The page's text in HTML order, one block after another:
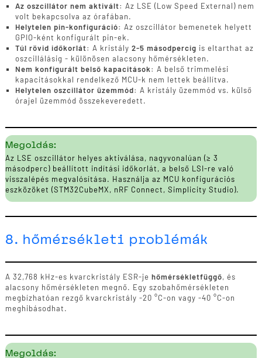
Az oszcillátor nem aktivált: Az LSE (Low Speed External) nem
volt bekapcsolva az órafában.
Helytelen pin-konfiguráció: Az oszcillátor bemenetek helyett
GPIO-ként konfigurált pin-ek.
Túl rövid időkorlát: A kristály 2-5 másodpercig is eltarthat az
oszcillálásig - különösen alacsony hőmérsékleten.
Nem konfigurált belső kapacitások: A belső trimmelési
kapacitásokkal rendelkező MCU-k nem lettek beállítva.
Helytelen oszcillátor üzemmód: A kristály üzemmód vs. külső
órajel üzemmód összekeveredett.
Megoldás:
Az LSE oszcillátor helyes aktiválása, nagyvonalúan (≥ 3
másodperc) beállított indítási időkorlát, a belső LSI-re való
visszalépés megvalósítása. Használja az MCU konfigurációs
eszközöket (STM32CubeMX, nRF Connect, Simplicity Studio).
8. hőmérsékleti problémák
A 32,768 kHz-es kvarckristály ESR-je hőmérsékletfüggő, és
alacsony hőmérsékleten megnő. Egy szobahőmérsékleten
megbízhatóan rezgő kvarckristály -20 °C-on vagy -40 °C-on
meghibásodhat.
Megoldás: